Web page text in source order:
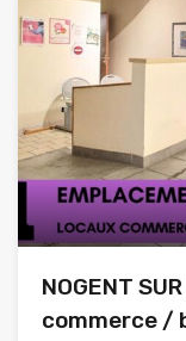
NOGENT
commerce /